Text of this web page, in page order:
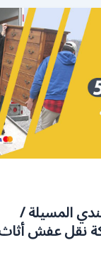
المسيلة /